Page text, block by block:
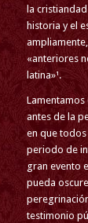
la
historia y el
«anteriores
latina»¹.
antes de la
en que todos
periodo de
gran evento
pueda
testimonio